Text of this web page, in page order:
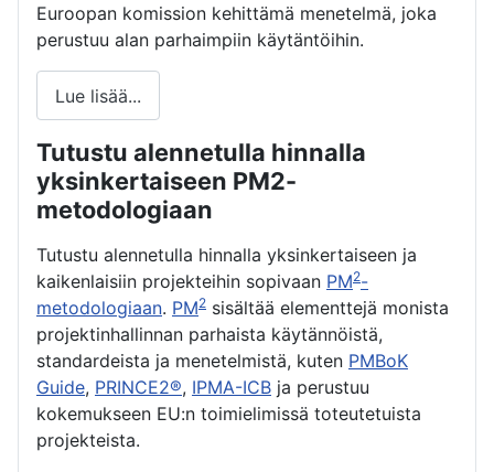
Euroopan komission kehittämä menetelmä, joka
perustuu alan parhaimpiin käytäntöihin.
Lue lisää...
Tutustu alennetulla hinnalla
yksinkertaiseen PM2-
metodologiaan
Tutustu alennetulla hinnalla yksinkertaiseen ja
kaikenlaisiin projekteihin sopivaan PM2-
metodologiaan. PM2 sisältää elementtejä monista
projektinhallinnan parhaista käytännöistä,
standardeista ja menetelmistä, kuten PMBoK
Guide, PRINCE2®, IPMA-ICB ja perustuu
kokemukseen EU:n toimielimissä toteutetuista
projekteista.